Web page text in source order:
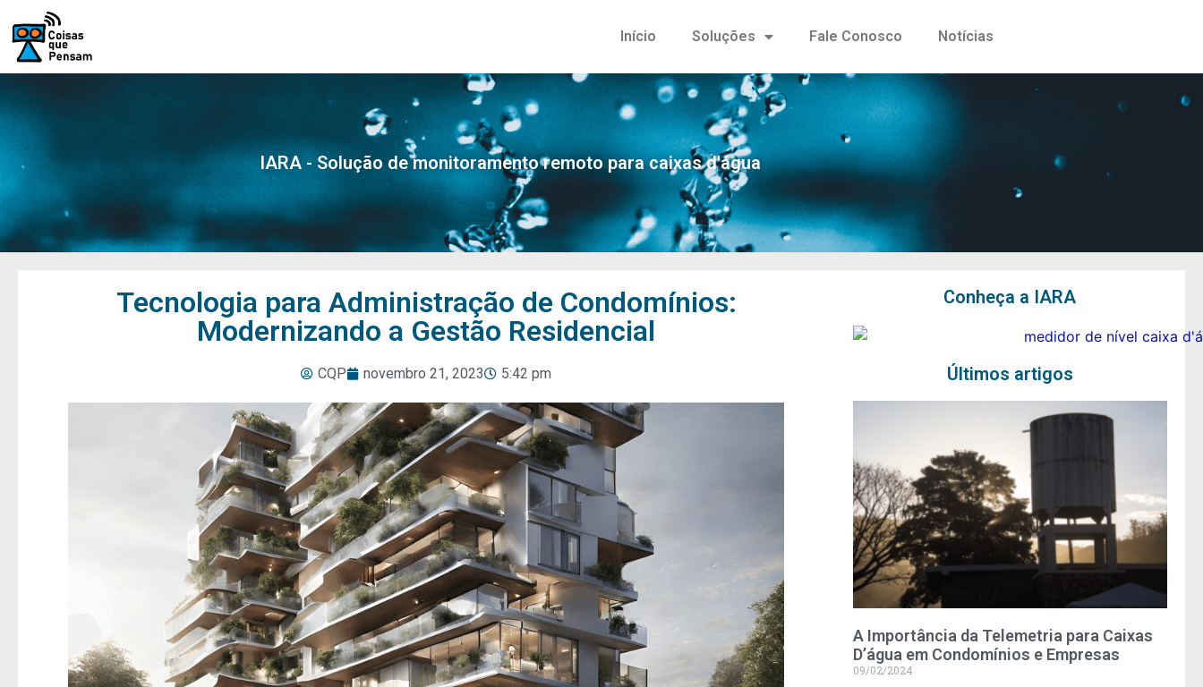
Início Soluções Fale Conosco Notícias
IARA - Solução de monitoramento remoto para caixas d'água
Tecnologia para Administração de Condomínios:
Modernizando a Gestão Residencial
CQP novembro 21, 2023 5:42 pm
Conheça a IARA
Últimos artigos
A Importância da Telemetria para Caixas
D’água em Condomínios e Empresas
09/02/2024